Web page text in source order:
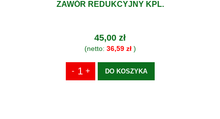
ZAWÓR REDUKCYJNY KPL.
45,00 zł
(netto: 36,59 zł)
DO KOSZYKA